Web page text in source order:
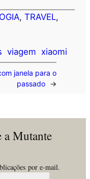
, TRAVEL
viagem xiaomi
janela para o
passado
→
a Mutante
por e-mail.